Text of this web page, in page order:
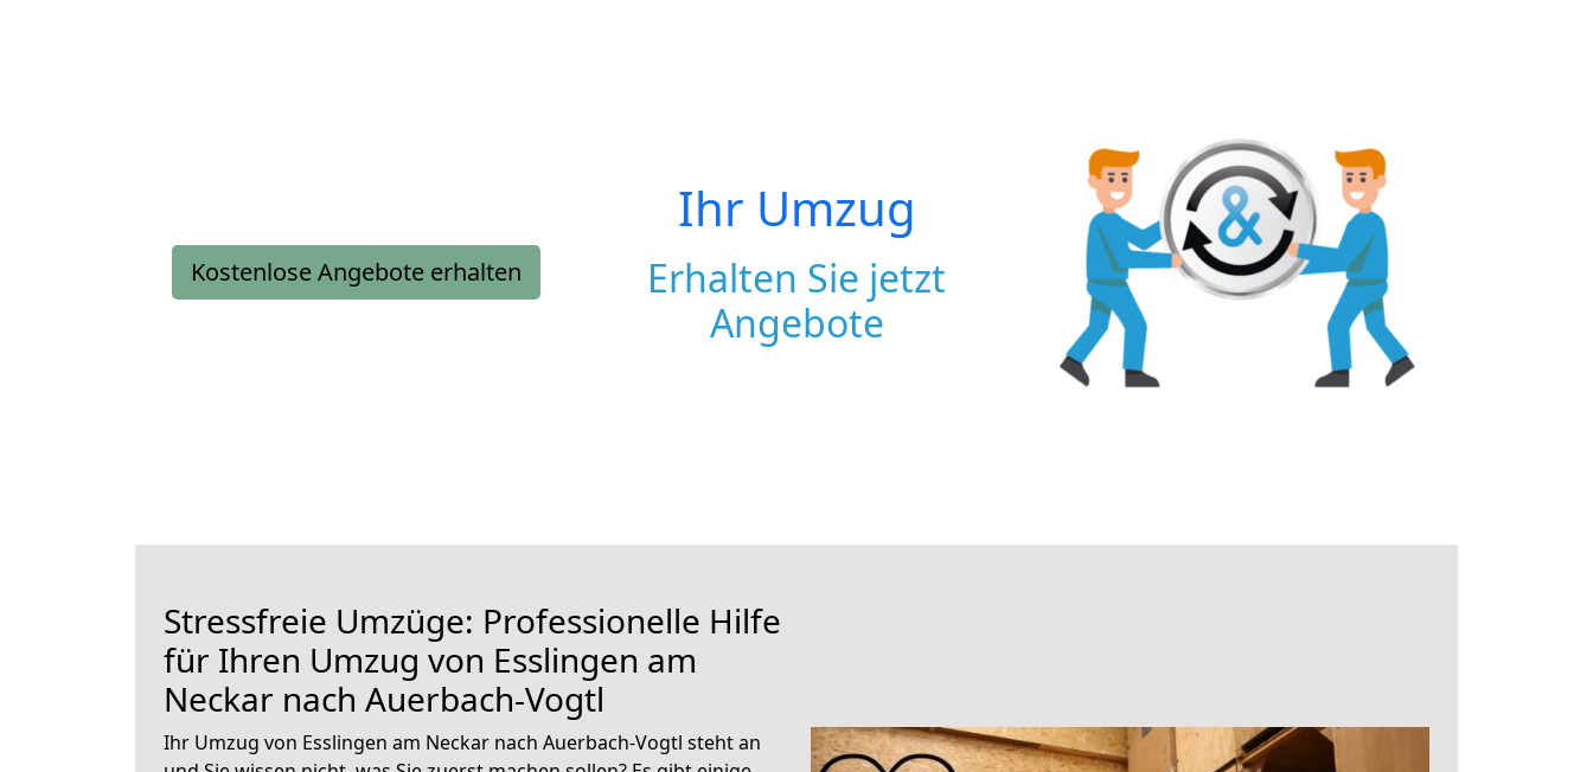
Kostenlose Angebote erhalten
Ihr Umzug
Erhalten Sie jetzt
Angebote
Stressfreie Umzüge: Professionelle Hilfe
für Ihren Umzug von Esslingen am
Neckar nach Auerbach-Vogtl
Ihr Umzug von Esslingen am Neckar nach Auerbach-Vogtl steht an